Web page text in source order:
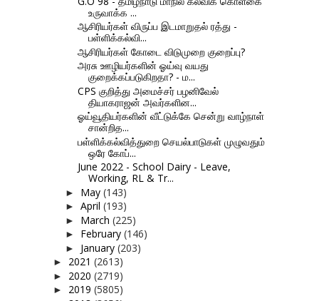
உருவாக்க ...
ஆசிரியர்கள் விருப்ப இடமாறுதல் ரத்து -
பள்ளிக்கல்வி...
ஆசிரியர்கள் கோடை விடுமுறை குறைப்பு?
அரசு ஊழியர்களின் ஓய்வு வயது
குறைக்கப்படுகிறதா? - ம...
CPS குறித்து அமைச்சர் பழனிவேல்
தியாகராஜன் அவர்களின...
ஓய்வூதியர்களின் வீட்டுக்கே சென்று வாழ்நாள்
சான்றித...
பள்ளிக்கல்வித்துறை செயல்பாடுகள் முழுவதும்
ஒரே கோப்...
June 2022 - School Dairy - Leave,
Working, RL & Tr...
► May (143)
► April (193)
► March (225)
► February (146)
► January (203)
► 2021 (2613)
► 2020 (2719)
► 2019 (5805)